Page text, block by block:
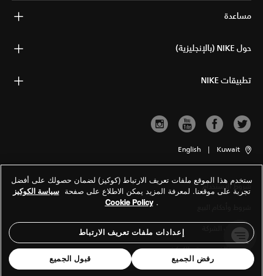
مساعدة
حول NIKE (بالإنجليزية)
تطبيقات NIKE
Kuwait
|
English
شروط الاستخدام
معلومات الشركة
سياسة الخصوصية والكوكيز
ستخدم هذا الموقع ملفات تعريف الارتباط (كوكيز) لضمان حصولك على أفضل
تجربة على موقعنا. لمعرفة المزيد يمكن الاطلاع على صفحة سياسة الكوكيز
.
Cookie Policy
إعدادات ملفات تعريف الارتباط
رفض الجميع قبول الجميع